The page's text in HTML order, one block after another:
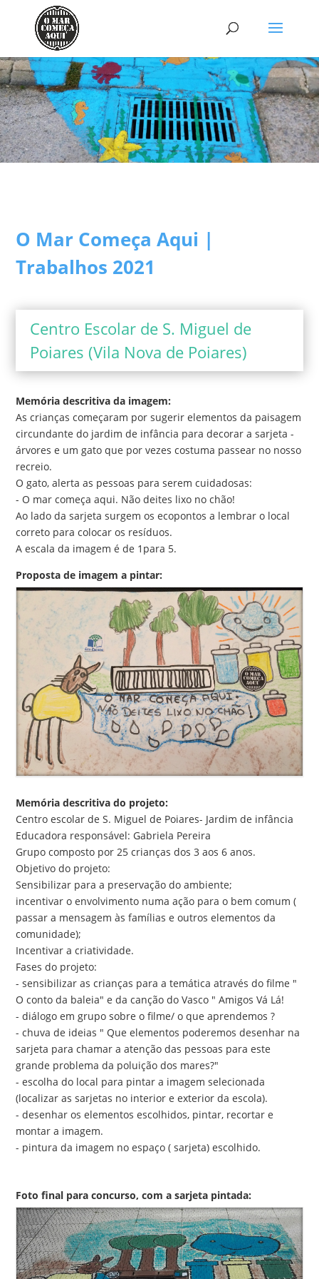
O Mar Começa Aqui |
Trabalhos 2021
Centro Escolar de S. Miguel de
Poiares (Vila Nova de Poiares)
Memória descritiva da imagem:
As crianças começaram por sugerir elementos da paisagem
circundante do jardim de infância para decorar a sarjeta -
árvores e um gato que por vezes costuma passear no nosso
recreio.
O gato, alerta as pessoas para serem cuidadosas:
- O mar começa aqui. Não deites lixo no chão!
Ao lado da sarjeta surgem os ecopontos a lembrar o local
correto para colocar os resíduos.
A escala da imagem é de 1para 5.
Proposta de imagem a pintar:
Memória descritiva do projeto:
Centro escolar de S. Miguel de Poiares- Jardim de infância
Educadora responsável: Gabriela Pereira
Grupo composto por 25 crianças dos 3 aos 6 anos.
Objetivo do projeto:
Sensibilizar para a preservação do ambiente;
incentivar o envolvimento numa ação para o bem comum (
passar a mensagem às famílias e outros elementos da
comunidade);
Incentivar a criatividade.
Fases do projeto:
- sensibilizar as crianças para a temática através do filme "
O conto da baleia" e da canção do Vasco " Amigos Vá Lá!
- diálogo em grupo sobre o filme/ o que aprendemos ?
- chuva de ideias " Que elementos poderemos desenhar na
sarjeta para chamar a atenção das pessoas para este
grande problema da poluição dos mares?"
- escolha do local para pintar a imagem selecionada
(localizar as sarjetas no interior e exterior da escola).
- desenhar os elementos escolhidos, pintar, recortar e
montar a imagem.
- pintura da imagem no espaço ( sarjeta) escolhido.
Foto final para concurso, com a sarjeta pintada: